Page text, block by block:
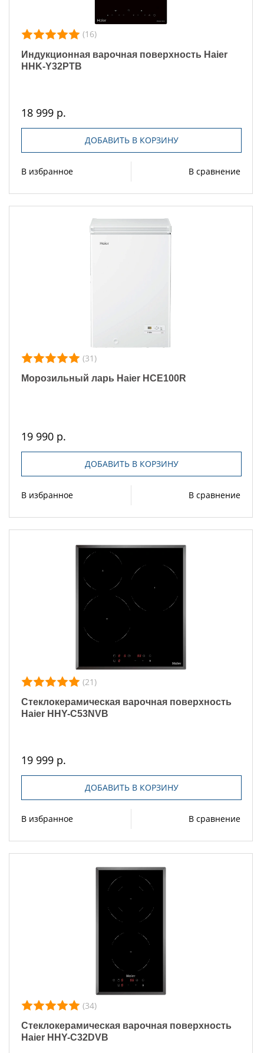
(16)
Индукционная варочная поверхность Haier
HHK-Y32PTB
18 999 р.
ДОБАВИТЬ В КОРЗИНУ
В избранное В сравнение
(31)
Морозильный ларь Haier HCE100R
19 990 р.
ДОБАВИТЬ В КОРЗИНУ
В избранное В сравнение
(21)
Стеклокерамическая варочная поверхность
Haier HHY-C53NVB
19 999 р.
ДОБАВИТЬ В КОРЗИНУ
В избранное В сравнение
(34)
Стеклокерамическая варочная поверхность
Haier HHY-C32DVB